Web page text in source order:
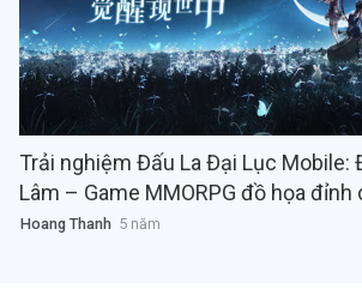
Trải nghiệm Đấu La Đại Lục Mobile:
Lâm – Game MMORPG đồ họa đỉnh
Hoang Thanh 5 năm